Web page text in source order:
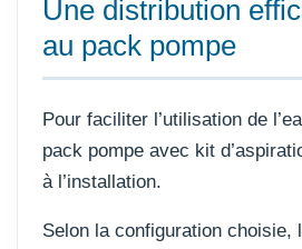
Une distribution
au pack pompe
Pour faciliter l’utilisation de
pack pompe avec kit
à l’installation.
Selon la configuration choisie,